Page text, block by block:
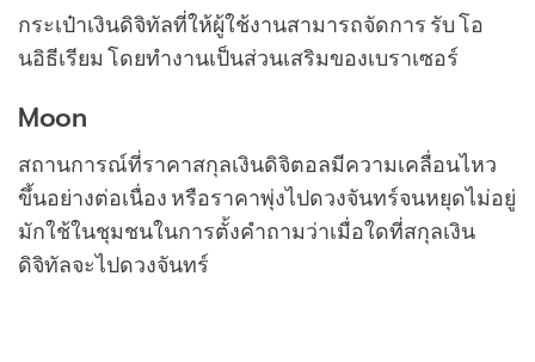
กระเป๋าเงินดิจิทัลที่ให้ผู้ใช้งานสามารถจัดการ รับ โอ
นอิธีเรียม โดยทำงานเป็นส่วนเสริมของเบราเซอร์
Moon
สถานการณ์ที่ราคาสกุลเงินดิจิตอลมีความเคลื่อนไหว
ขึ้นอย่างต่อเนื่อง หรือราคาพุ่งไปดวงจันทร์จนหยุดไม่อยู่
มักใช้ในชุมชนในการตั้งคำถามว่าเมื่อใดที่สกุลเงิน
ดิจิทัลจะไปดวงจันทร์